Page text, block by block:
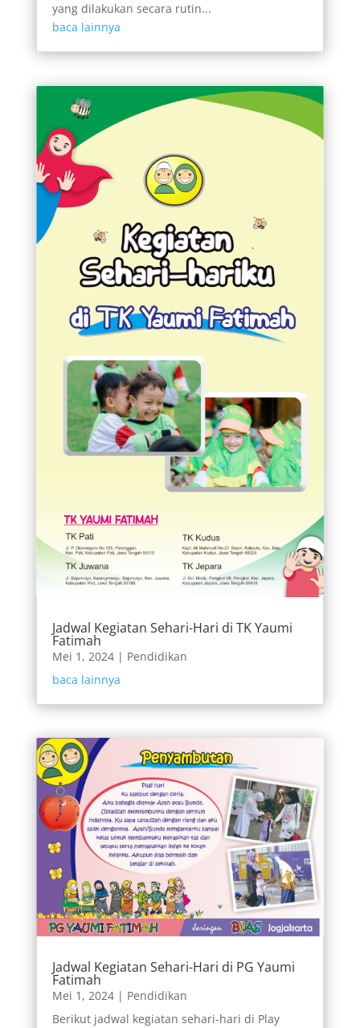
yang dilakukan secara rutin...
baca lainnya
Jadwal Kegiatan Sehari-Hari di TK Yaumi
Fatimah
Mei 1, 2024| Pendidikan
baca lainnya
Jadwal Kegiatan Sehari-Hari di PG Yaumi
Fatimah
Mei 1, 2024| Pendidikan
Berikut jadwal kegiatan sehari-hari di Play